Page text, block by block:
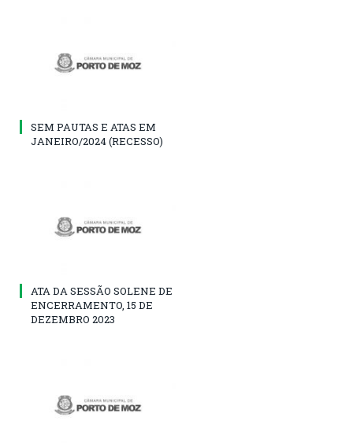
SEM PAUTAS E ATAS EM
JANEIRO/2024 (RECESSO)
ATA DA SESSÃO SOLENE DE
ENCERRAMENTO, 15 DE
DEZEMBRO 2023